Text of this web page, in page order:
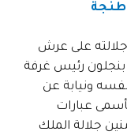
طنجة
على عرش
رئيس غرفة
ونيابة عن
عبارات
جلالة الملك